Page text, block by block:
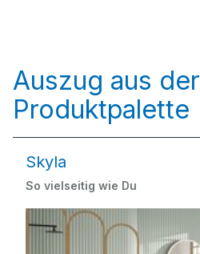
Auszug aus der
Produktpalette
Skyla
So vielseitig wie Du